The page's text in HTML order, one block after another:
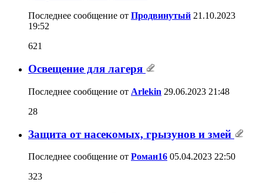
Последнее сообщение от Продвинутый 21.10.2023
19:52
621
Освещение для лагеря
Последнее сообщение от Arlekin 29.06.2023 21:48
28
Защита от насекомых, грызунов и змей
Последнее сообщение от Роман16 05.04.2023 22:50
323